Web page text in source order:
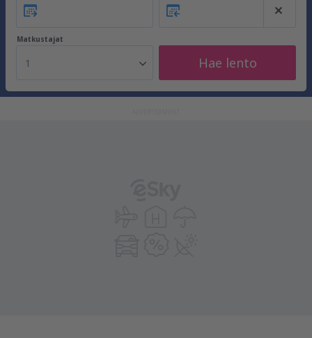
Matkustajat
1 Hae lento